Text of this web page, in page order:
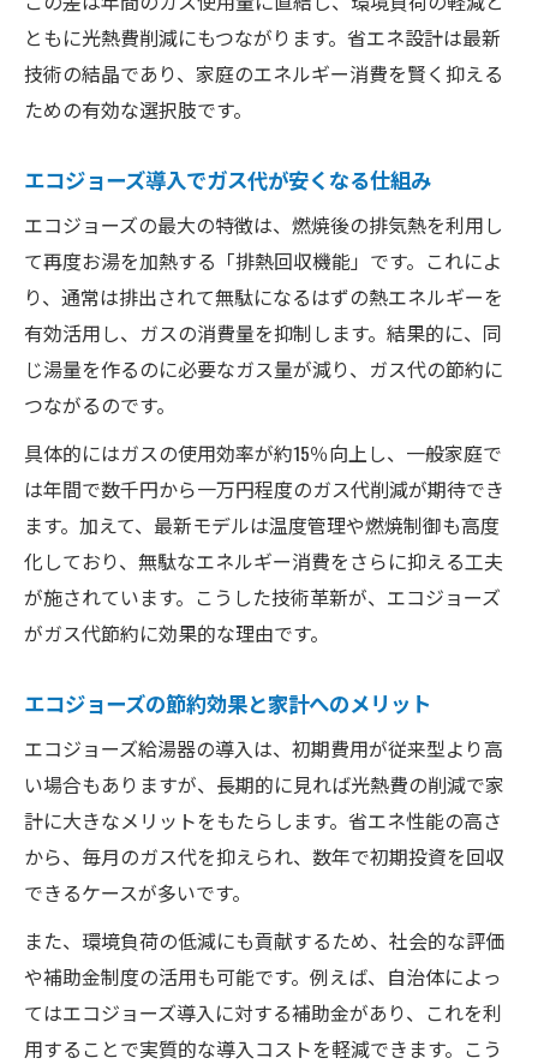
ともに光熱費削減にもつながります。省エネ設計は最新
技術の結晶であり、家庭のエネルギー消費を賢く抑える
ための有効な選択肢です。
エコジョーズ導入でガス代が安くなる仕組み
エコジョーズの最大の特徴は、燃焼後の排気熱を利用し
て再度お湯を加熱する「排熱回収機能」です。これによ
り、通常は排出されて無駄になるはずの熱エネルギーを
有効活用し、ガスの消費量を抑制します。結果的に、同
じ湯量を作るのに必要なガス量が減り、ガス代の節約に
つながるのです。
具体的にはガスの使用効率が約15％向上し、一般家庭で
は年間で数千円から一万円程度のガス代削減が期待でき
ます。加えて、最新モデルは温度管理や燃焼制御も高度
化しており、無駄なエネルギー消費をさらに抑える工夫
が施されています。こうした技術革新が、エコジョーズ
がガス代節約に効果的な理由です。
エコジョーズの節約効果と家計へのメリット
エコジョーズ給湯器の導入は、初期費用が従来型より高
い場合もありますが、長期的に見れば光熱費の削減で家
計に大きなメリットをもたらします。省エネ性能の高さ
から、毎月のガス代を抑えられ、数年で初期投資を回収
できるケースが多いです。
また、環境負荷の低減にも貢献するため、社会的な評価
や補助金制度の活用も可能です。例えば、自治体によっ
てはエコジョーズ導入に対する補助金があり、これを利
用することで実質的な導入コストを軽減できます。こう